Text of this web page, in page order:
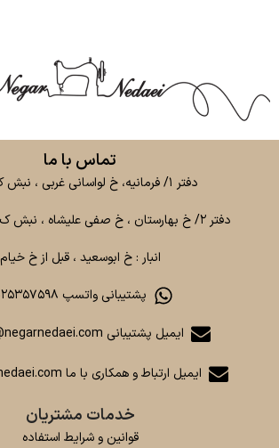
تماس با ما
دفتر ۱/ فرمانیه، خ لواسانی غربی ، نبش ک حوری
دفتر ۲/ خ بهارستان ، خ صفی علیشاه ، نبش ک حاجی شعبان
انبار : خ ابوسعید ، قبل از خ خیام
پشتیبانی واتسپ ۰۹۰۲۵۳۵۷۵۹۸
ایمیل پشتیبانی support@negarnedaei.com
ایمیل ارتباط و همکاری با ما info@negarnedaei.com
خدمات مشتریان
قوانین و شرایط استفاده